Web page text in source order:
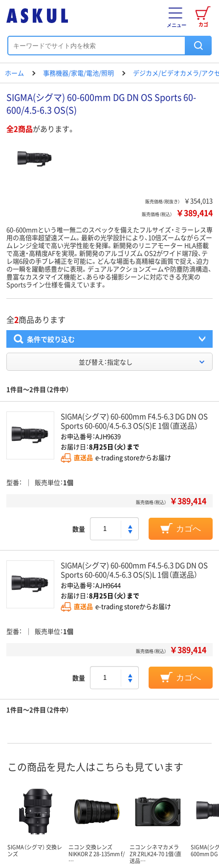
カゴ
メニュー
ホーム 事務機器/家電/電池/照明 デジカメ/ビデオカメラ/アク
SIGMA(シグマ) 60-600mm DG DN OS Sports 60-
600/4.5-6.3 OS(S)
全2商品があります。
販売価格（税抜き） ￥354,013
販売価格（税込） ￥389,414
60-600mmという唯一無二のスペックを備えたフルサイズ・ミラーレス専
用の高倍率超望遠ズーム。最新の光学設計により、10倍ズームながらズー
ムレンジ全域で高い光学性能を発揮。新開発のリニアモーター HLA搭載
で高速・高精度AFを実現。新開発のアルゴリズム OS2がワイド端7段、テ
レ端6段の手ブレ補正を可能に。どんな場面も高精細な画質で捉え、迫力
の一瞬を躍動感豊かに表現。デュアルアクションズームや防塵防滴構造、
豊富なカスタマイズ機能と、あらゆる撮影シーンに対応できる充実の
Sportsライン仕様を備えています。
全2商品あります
条件で絞り込む
並び替え：指定なし
1件目～2件目（2件中）
SIGMA(シグマ) 60-600mm F4.5-6.3 DG DN OS
Sports 60-600/4.5-6.3 OS(S)E 1個（直送品）
お申込番号：AJH9639
お届け日：8月25日（火）まで
直送品 e-trading storeからお届け
型番 販売単位 1個
販売価格（税込） ￥389,414
数量 カゴへ
SIGMA(シグマ) 60-600mm F4.5-6.3 DG DN OS
Sports 60-600/4.5-6.3 OS(S)L 1個（直送品）
お申込番号：AJH9644
お届け日：8月25日（火）まで
直送品 e-trading storeからお届け
型番 販売単位 1個
販売価格（税込） ￥389,414
数量 カゴへ
1件目～2件目（2件中）
この商品を見た人はこちらも見ています
SIGMA（シグマ） 交換レ
ンズ
ニコン 交換レンズ
NIKKOR Z 28-135mm f/
…
ニコン シネマカメラ
ZR ZRLK24-70 1個（直
送品…
SIGMA(シ
600mm